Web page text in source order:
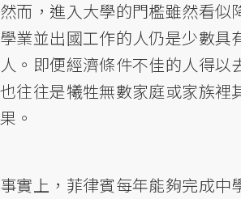
然而，進入大學的門檻雖然看似
學業並出國工作的人仍是少數具
人。即便經濟條件不佳的人得以
也往往是犧牲無數家庭或家族裡
果。
事實上，菲律賓每年能夠完成中